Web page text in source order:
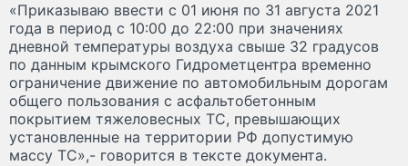
«Приказываю ввести с 01 июня по 31 августа 2021
года в период с 10:00 до 22:00 при значениях
дневной температуры воздуха свыше 32 градусов
по данным крымского Гидрометцентра временно
ограничение движение по автомобильным дорогам
общего пользования с асфальтобетонным
покрытием тяжеловесных ТС, превышающих
установленные на территории РФ допустимую
массу ТС»,- говорится в тексте документа.